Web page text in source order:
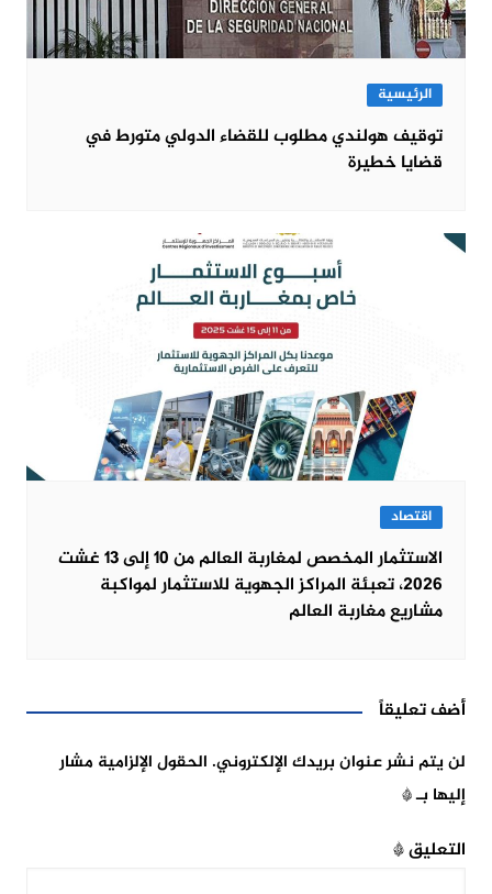
الرئيسية
توقيف هولندي مطلوب للقضاء الدولي متورط في
قضايا خطيرة
اقتصاد
الاستثمار المخصص لمغاربة العالم من 10 إلى 13 غشت
2026، تعبئة المراكز الجهوية للاستثمار لمواكبة
مشاريع مغاربة العالم
أضف تعليقاً
لن يتم نشر عنوان بريدك الإلكتروني. الحقول الإلزامية مشار
إليها بـ*
التعليق*